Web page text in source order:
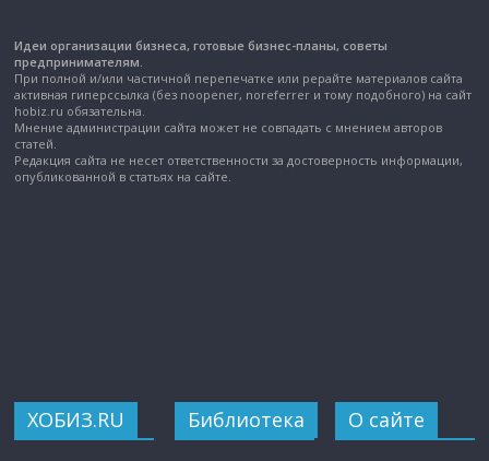
Идеи организации бизнеса, готовые бизнес-планы, советы
предпринимателям.
При полной и/или частичной перепечатке или рерайте материалов сайта
активная гиперссылка (без noopener, noreferrer и тому подобного) на сайт
hobiz.ru обязательна.
Мнение администрации сайта может не совпадать с мнением авторов
статей.
Редакция сайта не несет ответственности за достоверность информации,
опубликованной в статьях на сайте.
ХОБИЗ.RU Библиотека О сайте